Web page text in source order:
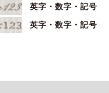
英字・数字・記号
英字・数字・記号